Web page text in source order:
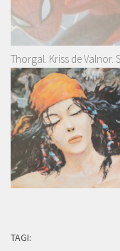
Thorgal. Kriss de Valnor.
TAGI: